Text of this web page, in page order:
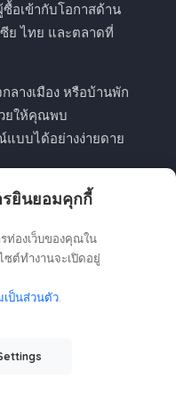
รยินยอมคุกกี้
ท่องเว็บของคุณใน
ซต์ทำงานจะเปิดอยู่
ป็นส่วนตัว.
properly.
อเข้ากับโอกาสด้าน
ย ไทย และตลาดที่
างเมือง หรือบ้านพัก
ยให้คุณพบ
บบได้อย่างง่ายดาย